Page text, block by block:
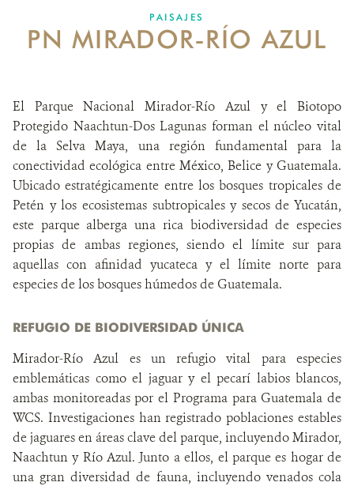
SOBRE NOSOTROS
PAISAJES
PN MIRADOR-RÍO AZUL
El Parque Nacional Mirador-Río Azul y el Biotopo
Protegido Naachtun-Dos Lagunas forman el núcleo vital
de la Selva Maya, una región fundamental para la
conectividad ecológica entre México, Belice y Guatemala.
Ubicado estratégicamente entre los bosques tropicales de
Petén y los ecosistemas subtropicales y secos de Yucatán,
este parque alberga una rica biodiversidad de especies
propias de ambas regiones, siendo el límite sur para
aquellas con afinidad yucateca y el límite norte para
especies de los bosques húmedos de Guatemala.
REFUGIO DE BIODIVERSIDAD ÚNICA
Mirador-Río Azul es un refugio vital para especies
emblemáticas como el jaguar y el pecarí labios blancos,
ambas monitoreadas por el Programa para Guatemala de
WCS. Investigaciones han registrado poblaciones estables
de jaguares en áreas clave del parque, incluyendo Mirador,
Naachtun y Río Azul. Junto a ellos, el parque es hogar de
una gran diversidad de fauna, incluyendo venados cola